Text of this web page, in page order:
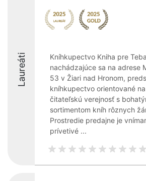
Laureáti
Kníhkupectvo Kniha pre
nachádzajúce sa na adrese
53 v Žiari nad Hronom,
kníhkupectvo orientované
čitateľskú verejnosť s
sortimentom kníh rôznych
Prostredie predajne je
prívetivé ...